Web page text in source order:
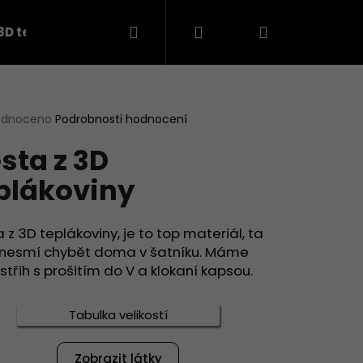
teplákovina Přihlášení
Podrobnosti hodnocení
z 3D
z 3D teplákoviny, je to top materiál, ta
chybět doma v šatníku. Máme
s prošitím do V a klokaní kapsou.
Tabulka velikostí
Zobrazit látky
Následující